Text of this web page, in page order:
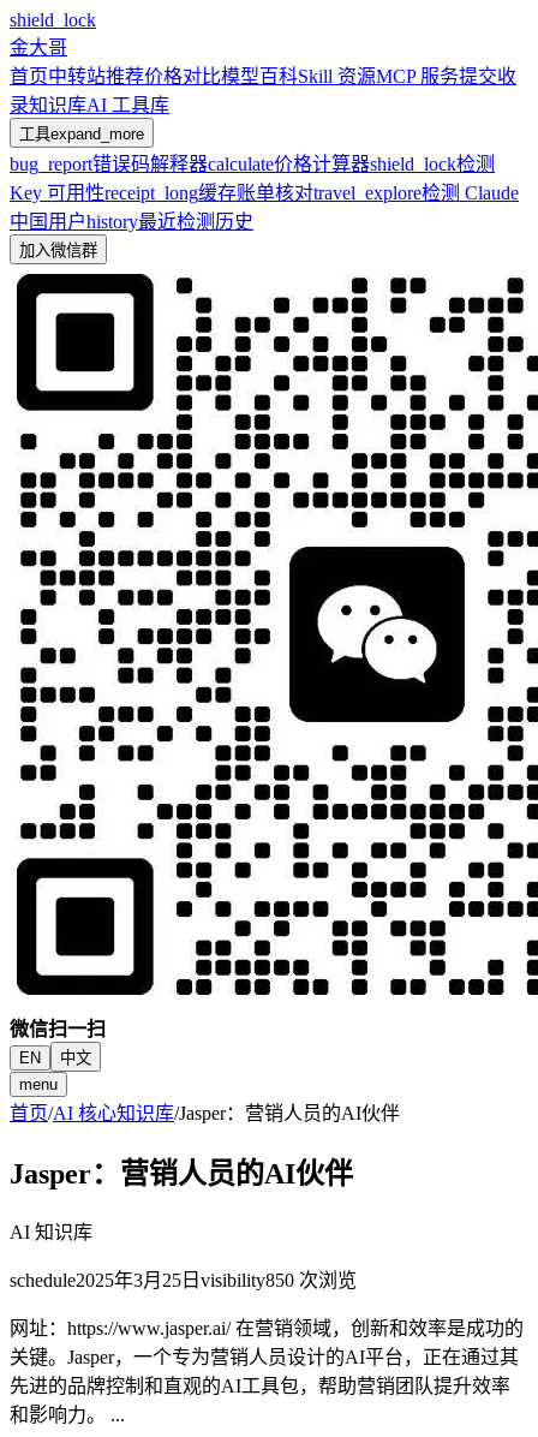
shield_lock
金大哥
首页中转站推荐价格对比模型百科Skill 资源MCP 服务提交收
录知识库AI 工具库
工具expand_more
bug_report错误码解释器calculate价格计算器shield_lock检测
Key 可用性receipt_long缓存账单核对travel_explore检测 Claude
中国用户history最近检测历史
加入微信群
微信扫一扫
EN
中文
menu
首页/AI 核心知识库/Jasper：营销人员的AI伙伴
Jasper：营销人员的AI伙伴
AI 知识库
schedule2025年3月25日 visibility850 次浏览
网址：https://www.jasper.ai/ 在营销领域，创新和效率是成功的
关键。Jasper，一个专为营销人员设计的AI平台，正在通过其
先进的品牌控制和直观的AI工具包，帮助营销团队提升效率
和影响力。 ...